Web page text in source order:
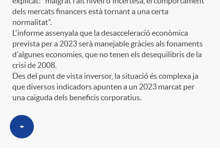
l
a
d
e
p
a
t
e
g
o
o
A
n
c
l
o
r
d
e
dels mercats financers està tornant a una certa
normalitat”.
L'informe assenyala que la desacceleració econòmica
prevista per a 2023 serà manejable gràcies als fonaments
d'algunes economies, que no tenen els desequilibris de la
crisi de 2008.
Des del punt de vista inversor, la situació és complexa ja
que diversos indicadors apunten a un 2023 marcat per
una caiguda dels beneficis corporatius.
+